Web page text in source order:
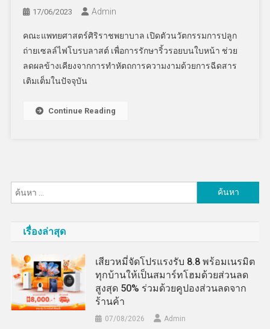
17/06/2023 Admin
คณะแพทยศาสตร์ศิริราชพยาบาล เปิดตัวนวัตกรรมการปลูก
ถ่ายเซลล์ไฟโบรบลาสต์ เพื่อการรักษาริ้วรอยบนใบหน้า ช่วย
ลดผลข้างเคียงจากการทำหัตถการความงามด้วยการฉีดสาร
เติมเต็มในปัจจุบัน
Continue Reading
สำหรับ:
เรื่องล่าสุด
เสียวหมี่จัดโปรแรงรับ 8.8 พร้อมเนรมิต
ทุกบ้านให้เป็นสมาร์ทโฮมด้วยส่วนลด
สูงสุด 50% ร่วมด้วยคูปองส่วนลดจาก
ร้านค้า
07/08/2026 Admin